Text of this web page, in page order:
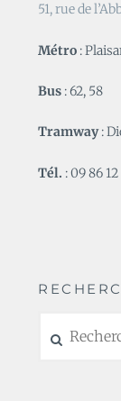
51, rue de
Métro :
Bus : 62, 58
Tramway:
Tél. : 09 86